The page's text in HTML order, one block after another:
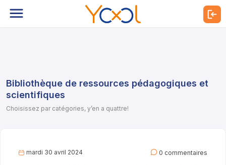
Bibliothèque de ressources pédagogiques et
scientifiques
Choisissez par catégories, y’en a quattre!
mardi 30 avril 2024 0 commentaires